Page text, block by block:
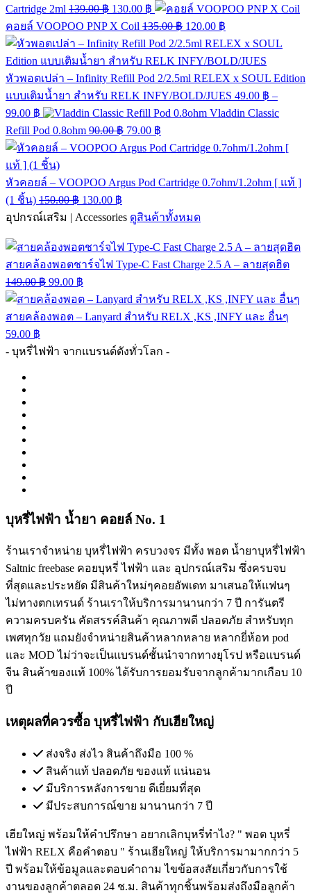
Cartridge 2ml 139.00฿ 130.00 ฿
คอยล์ VOOPOO PNP X Coil 135.00฿ 120.00 ฿
หัวพอตเปล่า – Infinity Refill Pod 2/2.5ml RELEX x SOUL Edition
แบบเติมน้ำยา สำหรับ RELK INFY/BOLD/JUES 49.00 ฿ –
99.00 ฿
Vladdin Classic
Refill Pod 0.8ohm 90.00฿ 79.00 ฿
หัวคอยล์ – VOOPOO Argus Pod Cartridge 0.7ohm/1.2ohm [ แท้ ]
(1 ชิ้น) 150.00฿ 130.00 ฿
อุปกรณ์เสริม | Accessories ดูสินค้าทั้งหมด
สายคล้องพอตชาร์จไฟ Type-C Fast Charge 2.5 A – ลายสุดฮิต
149.00฿ 99.00 ฿
สายคล้องพอต – Lanyard สำหรับ RELX ,KS ,INFY และ อื่นๆ
59.00 ฿
- บุหรี่ไฟฟ้า จากแบรนด์ดังทั่วโลก -
บุหรี่ไฟฟ้า น้ำยา คอยล์ No. 1
ร้านเราจำหน่าย บุหรี่ไฟฟ้า ครบวงจร มีทั้ง พอต น้ำยาบุหรี่ไฟฟ้า
Saltnic freebase คอยบุหรี่ ไฟฟ้า และ อุปกรณ์เสริม ซึ่งครบจบ
ที่สุดและประหยัด มีสินค้าใหม่ๆคอยอัพเดท มาเสนอให้แฟนๆ
ไม่ทางตกเทรนด์ ร้านเราให้บริการมานานกว่า 7 ปี การันตรี
ความครบครัน คัดสรรค์สินค้า คุณภาพดี ปลอดภัย สำหรับทุก
เพศทุกวัย แถมยังจำหน่ายสินค้าหลากหลาย หลากยี่ห้อท pod
และ MOD ไม่ว่าจะเป็นแบรนด์ชั้นนำจากทางยุโรป หรือแบรนด์
จีน สินค้าของแท้ 100% ได้รับการยอมรับจากลูกค้ามากเกือบ 10
ปี
เหตุผลที่ควรซื้อ บุหรี่ไฟฟ้า กับเฮียใหญ่
ส่งจริง ส่งไว สินค้าถึงมือ 100 %
สินค้าแท้ ปลอดภัย ของแท้ แน่นอน
มีบริการหลังการขาย ดีเยี่ยมที่สุด
มีประสบการณ์ขาย มานานกว่า 7 ปี
เฮียใหญ่ พร้อมให้คำปรึกษา อยากเลิกบุหรี่ทำไง? " พอต บุหรี่
ไฟฟ้า RELX คือคำตอบ " ร้านเฮียใหญ่ ให้บริการมามากกว่า 5
ปี พร้อมให้ข้อมูลและตอบคำถาม ไขข้อสงสัยเกี่ยวกับการใช้
งานของลูกค้าตลอด 24 ช.ม. สินค้าทุกชิ้นพร้อมส่งถึงมือลูกค้า